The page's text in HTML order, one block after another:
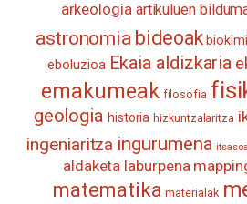
arkeologia artikuluen
astronomia bideoak
eboluzioa Ekaia aldizkaria
emakumeak filosofia
geologia historia hizkuntzalaritza
ingeniaritza ingurumena itsasoa
aldaketa laburpena
matematika materialak